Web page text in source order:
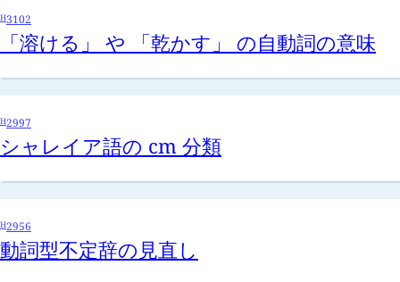
H3102
「溶ける」 や 「乾かす」 の自動詞の意味
H2997
シャレイア語の cm 分類
H2956
動詞型不定辞の見直し